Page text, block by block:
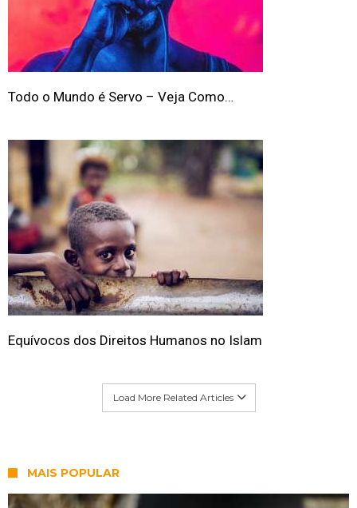
Todo o Mundo é Servo – Veja Como…
Equívocos dos Direitos Humanos no Islam
Load More Related Articles
MAIS POPULAR